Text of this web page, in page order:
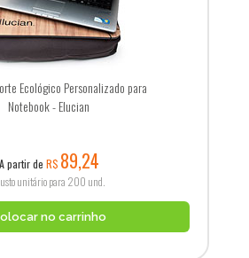
Ecológico Personalizado para
Notebook - Elucian
A partir de R$ 89,24
unitário para 200 und.
no carrinho